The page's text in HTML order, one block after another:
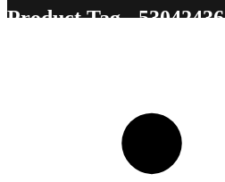
Product Tag - 53042436